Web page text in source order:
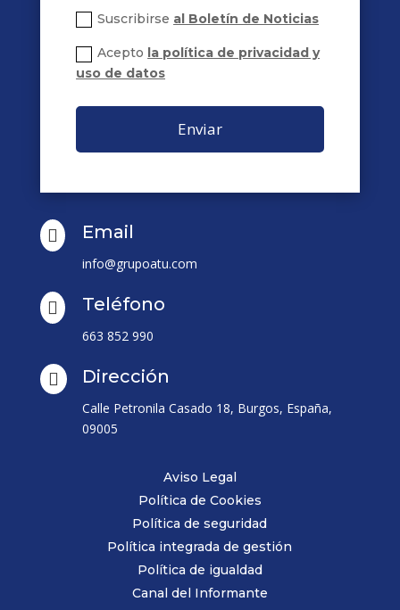
Suscribirse al Boletín de Noticias
Acepto la política de privacidad y
uso de datos
Enviar
 Email
info@grupoatu.com
 Teléfono
663 852 990
 Dirección
Calle Petronila Casado 18, Burgos, España,
09005
Aviso Legal
Política de Cookies
Política de seguridad
Política integrada de gestión
Política de igualdad
Canal del Informante